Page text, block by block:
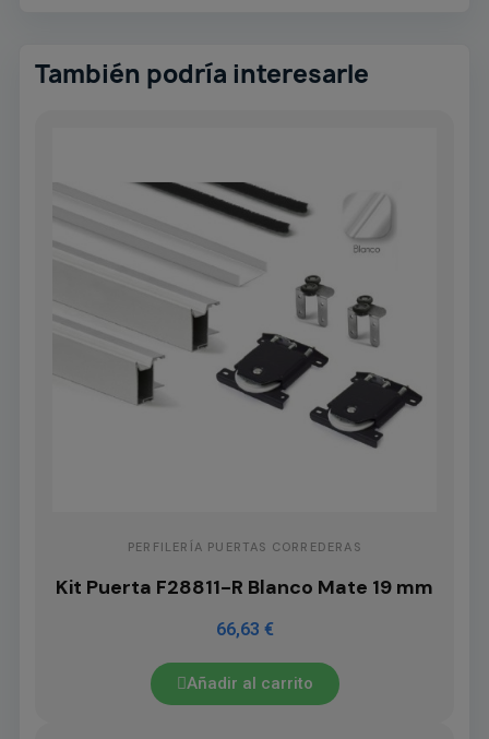
También podría interesarle
PERFILERÍA PUERTAS CORREDERAS
Kit Puerta F28811-R Blanco Mate 19 mm
66,63 €
Añadir al carrito